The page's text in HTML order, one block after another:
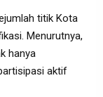
titik Kota
Menurutnya,
hanya
aktif